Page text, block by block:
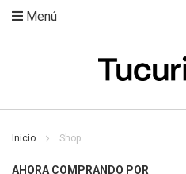
Menú
Inicio Shop
AHORA COMPRANDO POR